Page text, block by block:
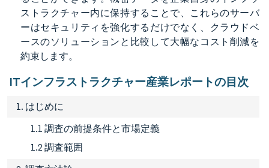
ストラクチャー内に保持することで、これらのサーバ
ーはセキュリティを強化するだけでなく、クラウドベ
ースのソリューションと比較して大幅なコスト削減を
約束します。
ITインフラストラクチャー産業レポートの目次
1. はじめに
1.1 調査の前提条件と市場定義
1.2 調査範囲